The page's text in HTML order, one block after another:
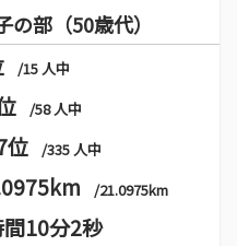
部（50歳代）
/15 人中
/58 人中
位 /335 人中
/21.0975km
10分2秒